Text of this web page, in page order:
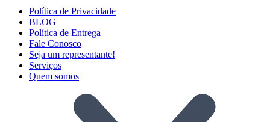
Política de Privacidade
BLOG
Política de Entrega
Fale Conosco
Seja um representante!
Serviços
Quem somos